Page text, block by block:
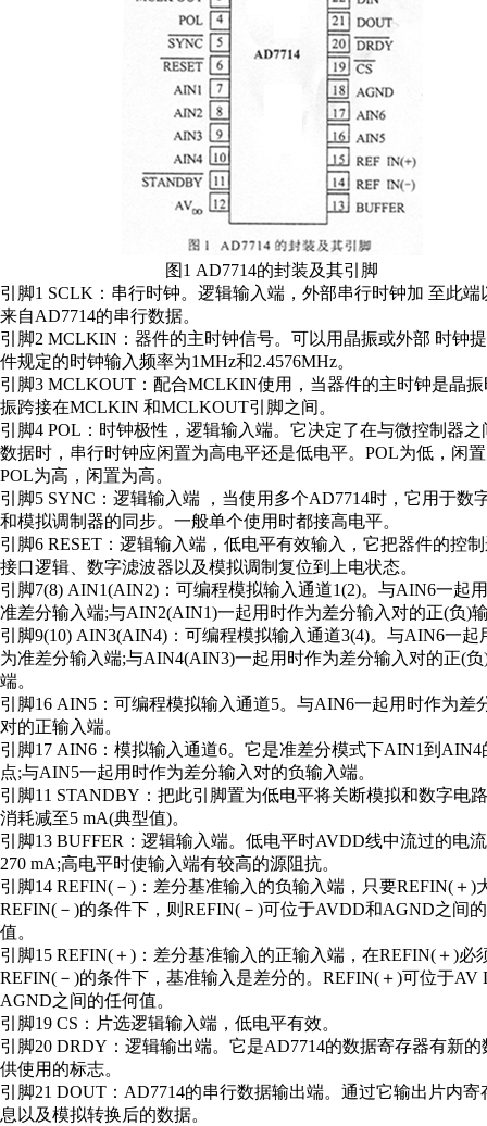
图1 AD7714的封装及其引脚
引脚1 SCLK：串行时钟。逻辑输入端，外部串行时钟加 至此端
来自AD7714的串行数据。
引脚2 MCLKIN：器件的主时钟信号。可以用晶振或外部 时钟
件规定的时钟输入频率为1MHz和2.4576MHz。
引脚3 MCLKOUT：配合MCLKIN使用，当器件的主时钟是晶
振跨接在MCLKIN 和MCLKOUT引脚之间。
引脚4 POL：时钟极性，逻辑输入端。它决定了在与微控制器之
数据时，串行时钟应闲置为高电平还是低电平。POL为低，闲
POL为高，闲置为高。
引脚5 SYNC：逻辑输入端 ，当使用多个AD7714时，它用于数
和模拟调制器的同步。一般单个使用时都接高电平。
引脚6 RESET：逻辑输入端，低电平有效输入，它把器件的控
接口逻辑、数字滤波器以及模拟调制复位到上电状态。
引脚7(8) AIN1(AIN2)：可编程模拟输入通道1(2)。与AIN6一起
准差分输入端;与AIN2(AIN1)一起用时作为差分输入对的正(负)
引脚9(10) AIN3(AIN4)：可编程模拟输入通道3(4)。与AIN6一起
为准差分输入端;与AIN4(AIN3)一起用时作为差分输入对的正(负
端。
引脚16 AIN5：可编程模拟输入通道5。与AIN6一起用时作为差
对的正输入端。
引脚17 AIN6：模拟输入通道6。它是准差分模式下AIN1到AIN4
点;与AIN5一起用时作为差分输入对的负输入端。
引脚11 STANDBY：把此引脚置为低电平将关断模拟和数字电
消耗减至5 mA(典型值)。
引脚13 BUFFER：逻辑输入端。低电平时AVDD线中流过的电
270 mA;高电平时使输入端有较高的源阻抗。
引脚14 REFIN(－)：差分基准输入的负输入端，只要REFIN(＋)
REFIN(－)的条件下，则REFIN(－)可位于AVDD和AGND之间
值。
引脚15 REFIN(＋)：差分基准输入的正输入端，在REFIN(＋)必
REFIN(－)的条件下，基准输入是差分的。REFIN(＋)可位于AV
AGND之间的任何值。
引脚19 CS：片选逻辑输入端，低电平有效。
引脚20 DRDY：逻辑输出端。它是AD7714的数据寄存器有新的
供使用的标志。
引脚21 DOUT：AD7714的串行数据输出端。通过它输出片内寄
息以及模拟转换后的数据。